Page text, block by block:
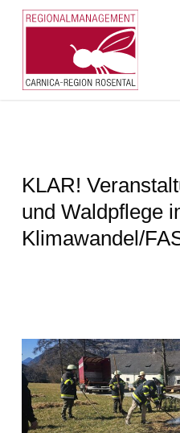
Skip
content
KLAR!
und Waldpflege
Klimawandel/